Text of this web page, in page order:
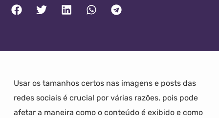
Usar os tamanhos certos nas imagens e posts das
redes sociais é crucial por várias razões, pois pode
afetar a maneira como o conteúdo é exibido e como